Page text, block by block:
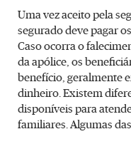
Uma vez aceito pela
segurado deve pagar
Caso ocorra o
da apólice, os
benefício, geralmente
dinheiro. Existem
disponíveis para
familiares. Algumas